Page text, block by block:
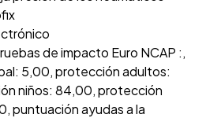
de impacto Euro NCAP :,
5,00, protección adultos:
niños: 84,00, protección
puntuación ayudas a la